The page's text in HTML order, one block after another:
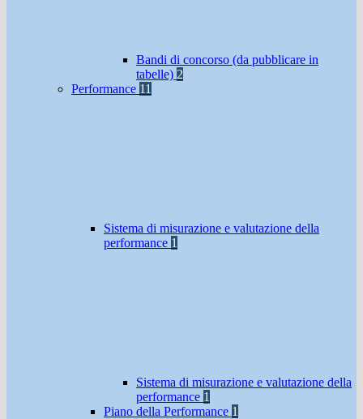
Bandi di concorso (da pubblicare in
tabelle) 2
Performance 11
Sistema di misurazione e valutazione della
performance 1
Sistema di misurazione e valutazione della
performance 1
Piano della Performance 1